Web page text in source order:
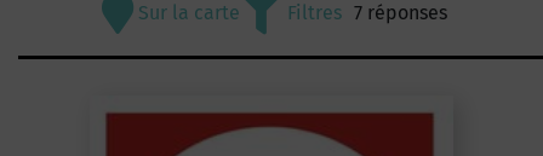
Sur la carte Filtres 7 réponses